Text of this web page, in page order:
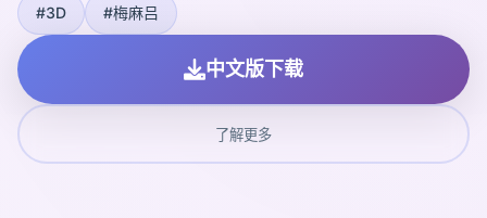
#3D #梅麻吕
中文版下载
了解更多